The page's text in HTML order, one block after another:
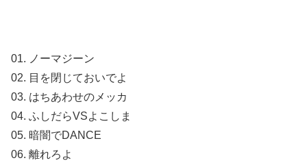
01. ノーマジーン
02. 目を閉じておいでよ
03. はちあわせのメッカ
04. ふしだらVSよこしま
05. 暗闇でDANCE
06. 離れろよ